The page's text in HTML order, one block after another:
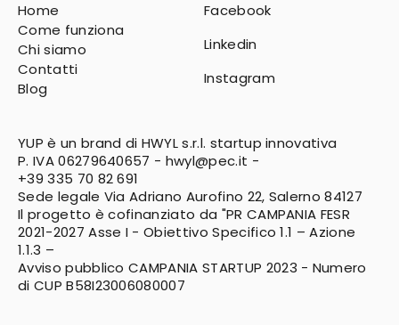
Home
Come funziona
Chi siamo
Contatti
Blog
Facebook
Linkedin
Instagram
YUP è un brand di HWYL s.r.l. startup innovativa
P. IVA 06279640657 - hwyl@pec.it -
+39 335 70 82 691
Sede legale Via Adriano Aurofino 22, Salerno 84127
Il progetto è cofinanziato da "PR CAMPANIA FESR
2021-2027 Asse I - Obiettivo Specifico 1.1 – Azione
1.1.3 –
Avviso pubblico CAMPANIA STARTUP 2023 - Numero
di CUP B58I23006080007